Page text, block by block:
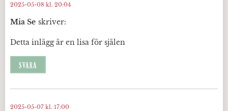
Mia Se skriver:
2025-05-08 kl. 20:04
Detta inlägg är en lisa för själen
SVARA
2025-05-07 kl. 17:00